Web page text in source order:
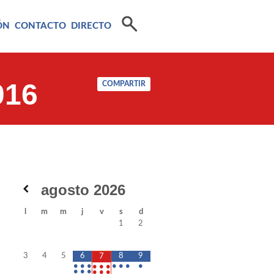
CONTACTO DIRECTO
COMPARTIR
agosto 2026
m m j v s
d
1
2
3 4 5
6
• • •
• • •
7
• • •
8
• • •
9
•